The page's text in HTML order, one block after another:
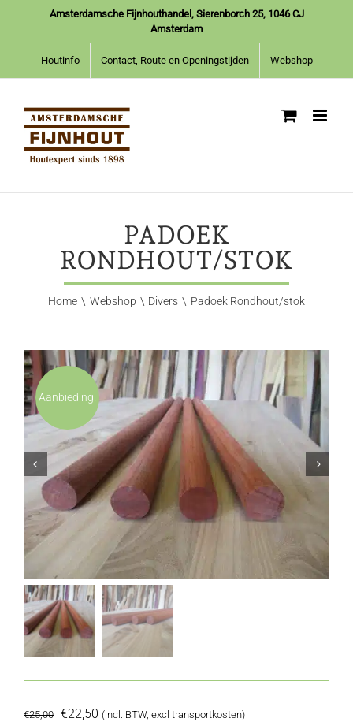
inhoud
Amsterdamsche Fijnhouthandel, Sierenborch 25, 1046 CJ
Amsterdam
Houtinfo Contact, Route en Openingstijden Webshop
PADOEK
RONDHOUT/STOK
Home Webshop Divers Padoek Rondhout/stok
Aanbieding!
€25,00 Oorspronkelijke
€22,50 Huidige
(incl. BTW, excl transportkosten)